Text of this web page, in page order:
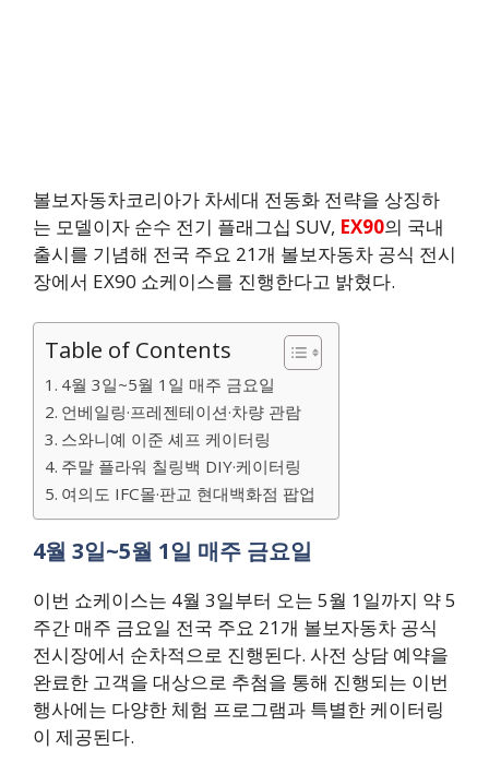
볼보자동차코리아가 차세대 전동화 전략을 상징하
는 모델이자 순수 전기 플래그십 SUV, EX90의 국내
출시를 기념해 전국 주요 21개 볼보자동차 공식 전시
장에서 EX90 쇼케이스를 진행한다고 밝혔다.
Table of Contents
4월 3일~5월 1일 매주 금요일
언베일링·프레젠테이션·차량 관람
스와니예 이준 셰프 케이터링
주말 플라워 칠링백 DIY·케이터링
여의도 IFC몰·판교 현대백화점 팝업
4월 3일~5월 1일 매주 금요일
이번 쇼케이스는 4월 3일부터 오는 5월 1일까지 약 5
주간 매주 금요일 전국 주요 21개 볼보자동차 공식
전시장에서 순차적으로 진행된다. 사전 상담 예약을
완료한 고객을 대상으로 추첨을 통해 진행되는 이번
행사에는 다양한 체험 프로그램과 특별한 케이터링
이 제공된다.